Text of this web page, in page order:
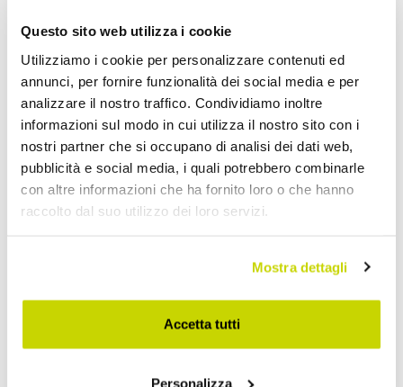
Questo sito web utilizza i cookie
Utilizziamo i cookie per personalizzare contenuti ed
annunci, per fornire funzionalità dei social media e per
analizzare il nostro traffico. Condividiamo inoltre
informazioni sul modo in cui utilizza il nostro sito con i
nostri partner che si occupano di analisi dei dati web,
pubblicità e social media, i quali potrebbero combinarle
con altre informazioni che ha fornito loro o che hanno
raccolto dal suo utilizzo dei loro servizi.
Mostra dettagli
Accetta tutti
Personalizza
VIADURINI LIVING
Consolle Allungabile a 290
cm in Legno Nobilitato
Made in Italy - Paride
€ 2.074,40 € 2.593,00 - 20%
VIADURINI LIVING
Consolle Allungabile 150
cm in Metallo e Nobilitato
Made in Italy - Flap
€ 1.286,40 € 1.608,00 - 20%